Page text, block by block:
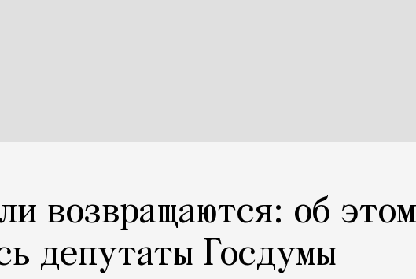
возвращаются: об этом
депутаты Госдумы